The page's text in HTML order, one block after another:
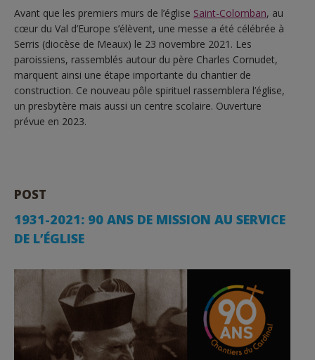
Avant que les premiers murs de l’église Saint-Colomban, au
cœur du Val d’Europe s’élèvent, une messe a été célébrée à
Serris (diocèse de Meaux) le 23 novembre 2021. Les
paroissiens, rassemblés autour du père Charles Cornudet,
marquent ainsi une étape importante du chantier de
construction. Ce nouveau pôle spirituel rassemblera l’église,
un presbytère mais aussi un centre scolaire. Ouverture
prévue en 2023.
POST
1931-2021: 90 ANS DE MISSION AU SERVICE
DE L’ÉGLISE